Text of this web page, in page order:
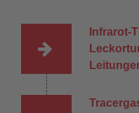
Infrarot-